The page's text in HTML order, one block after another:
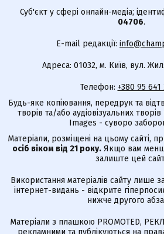
Суб'єкт у сфері онлайн-медіа;
04706.
E-mail редакції:
Адреса: 01032, м. Київ, вул.
Телефон: +380 95 641
Будь-яке копіювання, передрук та
творів та/або аудіовізуальних
Images - суворо
Матеріали, розміщені на цьому сайті,
осіб віком від 21 року. Якщо вам
залиште цей
Використання матеріалів сайту лише
інтернет-видань - відкрите
нижче другого
Матеріали з плашкою PROMOTED,
рекламними та публікуються на